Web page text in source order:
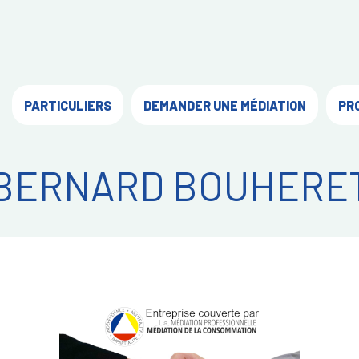
PARTICULIERS DEMANDER UNE MÉDIATION